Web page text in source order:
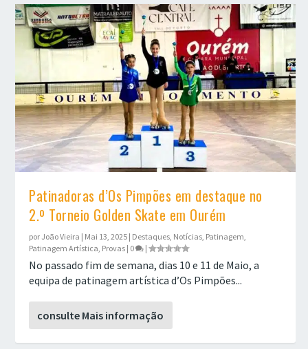
Patinadoras d’Os Pimpões em destaque no
2.º Torneio Golden Skate em Ourém
por João Vieira | Mai 13, 2025 | Destaques, Notícias, Patinagem,
Patinagem Artística, Provas | 0 |
No passado fim de semana, dias 10 e 11 de Maio, a
equipa de patinagem artística d’Os Pimpões...
consulte Mais informação